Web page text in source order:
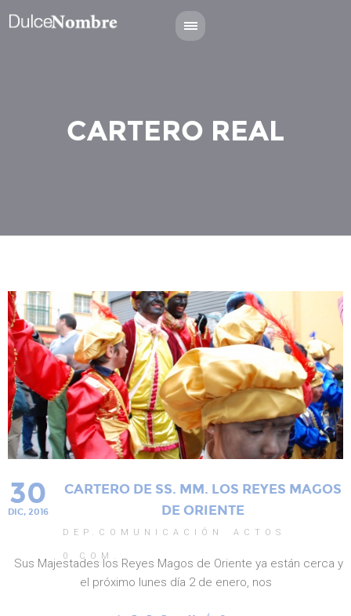
CARTERO REAL
30
DIC, 2016
CARTERO DE SS. MM. LOS REYES MAGOS
DE ORIENTE
DEP.COMUNICACIÓN ACTOS
0 COM.
Sus Majestades los Reyes Magos de Oriente ya están cerca y
el próximo lunes día 2 de enero, nos